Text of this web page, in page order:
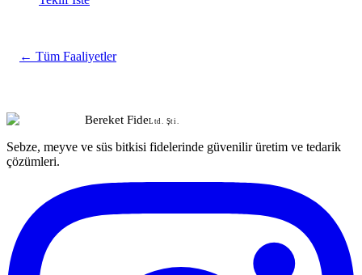
← Tüm Faaliyetler
Bereket FideLtd. Şti.
Sebze, meyve ve süs bitkisi fidelerinde güvenilir üretim ve tedarik
çözümleri.